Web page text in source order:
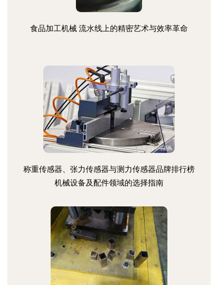
食品加工机械 流水线上的精密艺术与效率革命
称重传感器、张力传感器与测力传感器品牌排行榜
机械设备及配件领域的选择指南